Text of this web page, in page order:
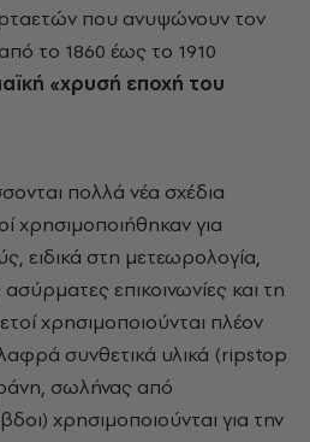
που ανυψώνουν τον
το 1860 έως το 1910
«χρυσή εποχή του
πολλά νέα σχέδια
χρησιμοποιήθηκαν για
ειδικά στη μετεωρολογία,
επικοινωνίες και τη
χρησιμοποιούνται πλέον
συνθετικά υλικά (ripstop
σωλήνας από
χρησιμοποιούνται για την